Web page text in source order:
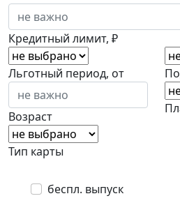
Кредитный лимит, ₽
Льготный период, от
Возраст
Тип карты
беспл. выпуск